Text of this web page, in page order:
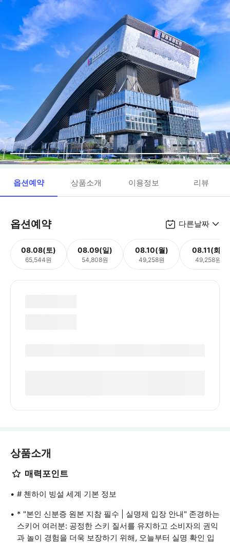
옵션예약 상품소개 이용정보 리뷰
옵션예약 다른날짜
08.08(토)
65,544원
08.09(일)
54,808원
08.10(월)
49,258원
08.11(화)
49,258원
상품소개
매력포인트
# 첸하이 빙설 세계 기본 정보
* "본인 신분증 원본 지참 필수 | 실명제 입장 안내" 존경하는
스키어 여러분: 공정한 스키 질서를 유지하고 소비자의 권익
과 놀이 경험을 더욱 보장하기 위해, 오늘부터 실명 확인 입